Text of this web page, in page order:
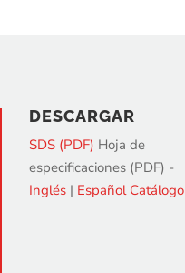
DESCARGAR
SDS (PDF) Hoja de
especificaciones (PDF) -
Inglés | Español Catálogo